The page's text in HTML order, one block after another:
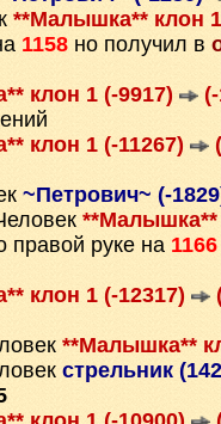
**Малышка** клон
1158 но получил в
клон 1 (-9917)
клон 1 (-11267)
~Петрович~ (-
**Малышка**
правой руке на 1166
клон 1 (-12317)
**Малышка**
стрельник